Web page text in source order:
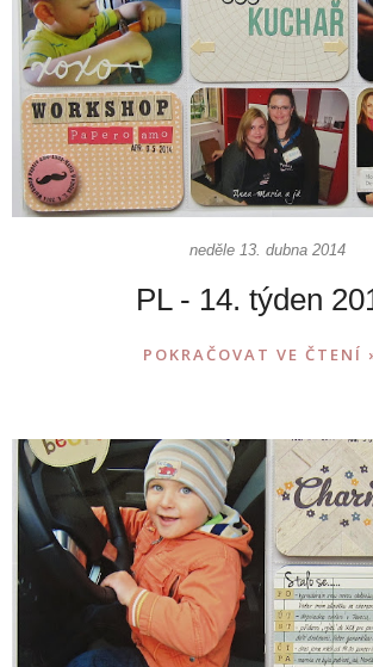
neděle 13. dubna 2014
PL - 14. týden
POKRAČOVAT VE ČTENÍ